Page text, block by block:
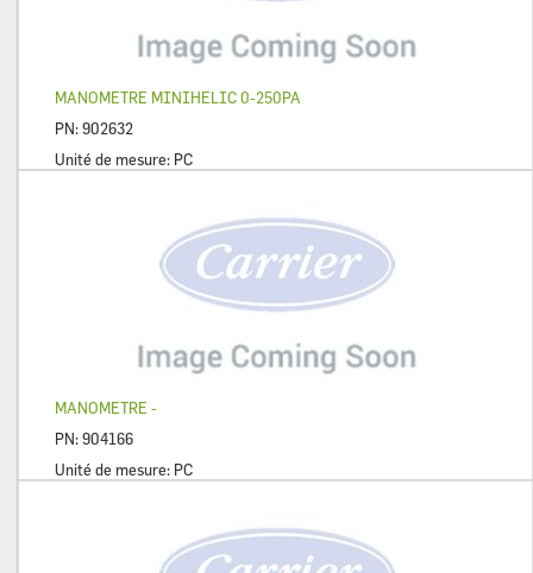
MANOMETRE MINIHELIC 0-250PA
PN:902632
Unité de mesure: PC
MANOMETRE -
PN:904166
Unité de mesure: PC